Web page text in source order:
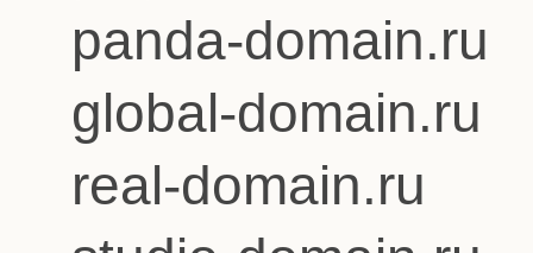
panda-domain.ru
global-domain.ru
real-domain.ru